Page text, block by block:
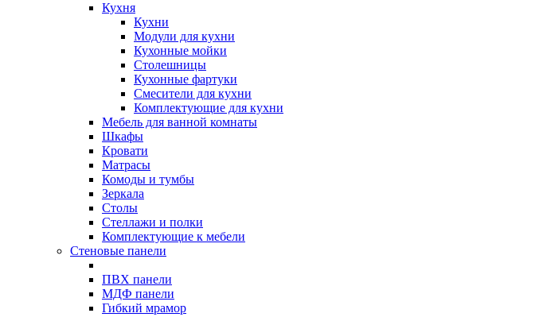
Кухня
Кухни
Модули для кухни
Кухонные мойки
Столешницы
Кухонные фартуки
Смесители для кухни
Комплектующие для кухни
Мебель для ванной комнаты
Шкафы
Кровати
Матрасы
Комоды и тумбы
Зеркала
Столы
Стеллажи и полки
Комплектующие к мебели
Стеновые панели
ПВХ панели
МДФ панели
Гибкий мрамор